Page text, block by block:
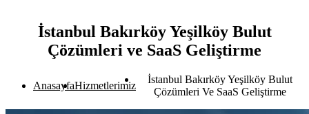
İstanbul Bakırköy Yeşilköy Bulut
Çözümleri ve SaaS Geliştirme
AnasayfaHizmetlerimiz
İstanbul Bakırköy Yeşilköy Bulut
Çözümleri Ve SaaS Geliştirme